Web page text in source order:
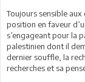
Toujours sensible
position en faveur
s’engageant pour la
palestinien dont il
dernier souffle, la
recherches et sa